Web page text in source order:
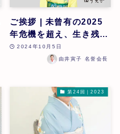
ご挨拶 | 未曾有の2025
年危機を超え、生き残る
ために『今求められる霊
性向上とZENホメオパシ
2024年10月5日
由井寅子 名誉会長
第24回｜2023